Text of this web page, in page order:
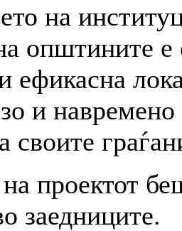
на
општините е
ефикасна
и
своите
проектот
заедниците.